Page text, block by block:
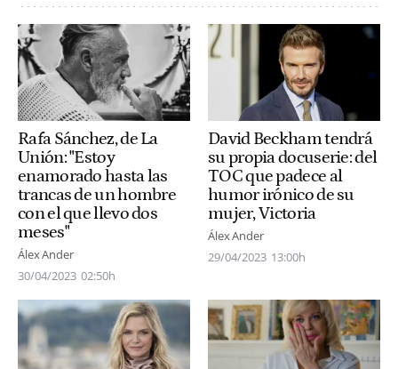
Rafa Sánchez, de La
Unión: "Estoy
enamorado hasta las
trancas de un hombre
con el que llevo dos
meses"
Álex Ander
30/04/2023 02:50h
David Beckham tendrá
su propia docuserie: del
TOC que padece al
humor irónico de su
mujer, Victoria
Álex Ander
29/04/2023 13:00h